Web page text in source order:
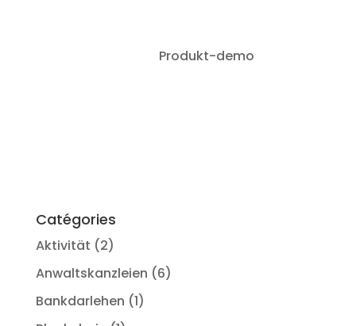
Produkt-demo
LegalProd KI vs.
Catégories
Aktivität (2)
Anwaltskanzleien (6)
Bankdarlehen (1)